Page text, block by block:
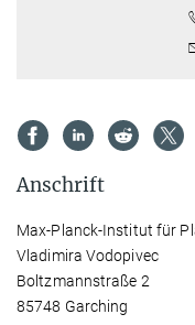
Anschrift
Max-Planck-Institut für
Vladimira Vodopivec
Boltzmannstraße 2
85748 Garching